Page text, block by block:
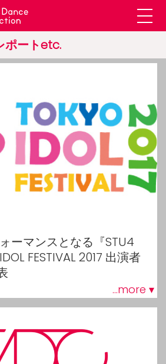
ポートetc.
ーマンスとなる『STU4
FESTIVAL 2017 出演者
...more ▾